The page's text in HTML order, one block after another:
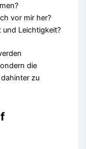
vor mir her?
und Leichtigkeit?
die
zu